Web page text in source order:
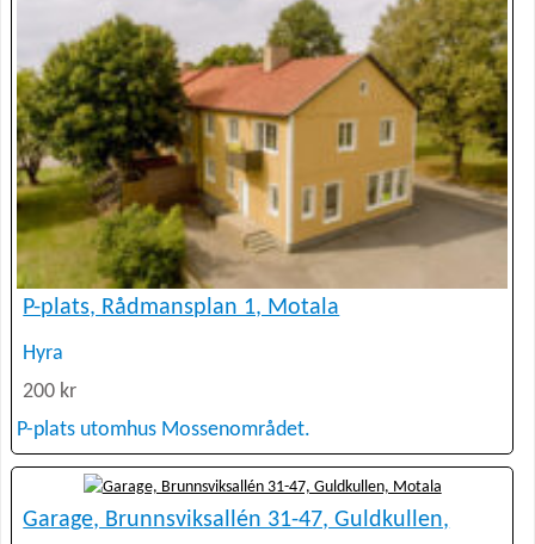
P-plats, Rådmansplan 1, Motala
Hyra
200 kr
P-plats utomhus Mossenområdet.
Garage, Brunnsviksallén 31-47, Guldkullen,